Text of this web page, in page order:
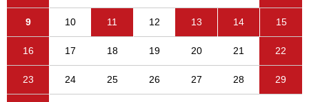
9 10 11 12 13 14 15
16 17 18 19 20 21 22
23 24 25 26 27 28 29